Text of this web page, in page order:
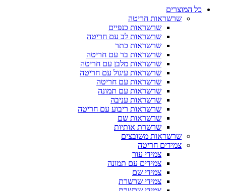
כל המוצרים
שרשראות חריטה
שרשראות כנפיים
שרשראות לב עם חריטה
שרשראות כתר
שרשראות בר עם חריטה
שרשראות מלבן עם חריטה
שרשראות עיגול עם חריטה
שרשראות עם חריטה
שרשראות עם תמונה
שרשראות עניבה
שרשראות ריבוע עם חריטה
שרשראות שם
שרשרת אותיות
שרשראות משובצים
צמידים חריטה
צמידי עור
צמידים עם תמונה
צמידי שם
צמידי שרשרת